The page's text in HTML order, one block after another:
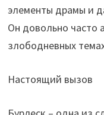
элементы драмы и
Он довольно часто
злободневных
Настоящий вызов